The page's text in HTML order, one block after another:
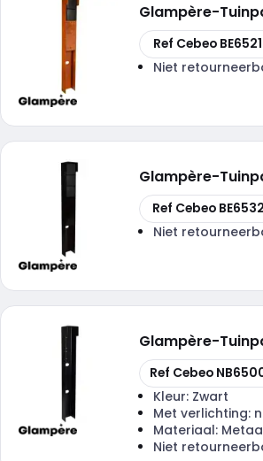
Glampère-
Kopiëren
Ref Cebeo
Niet
Glampère-
Kopiëren
Ref Cebeo
Niet
Glampère-
Kopiëren
Ref Cebeo
Kleur: Zwart
Met verlichting:
Materiaal:
Niet